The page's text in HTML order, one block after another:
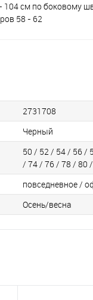
см по боковому
58 - 62
2731708
Черный
50 / 52 / 54 / 56 /
/ 74 / 76 / 78 / 80
повседневное /
Осень/весна